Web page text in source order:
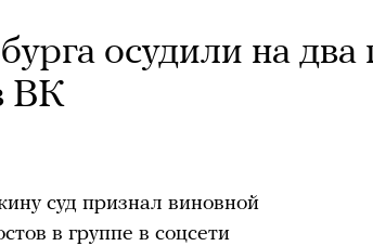
осудили на два
ВК
суд признал виновной
в группе в соцсети